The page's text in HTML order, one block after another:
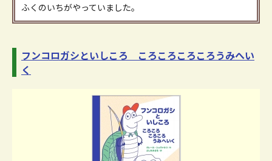
ふくのいちがやっていました。
フンコロガシといしころ ころころころころうみへい
く